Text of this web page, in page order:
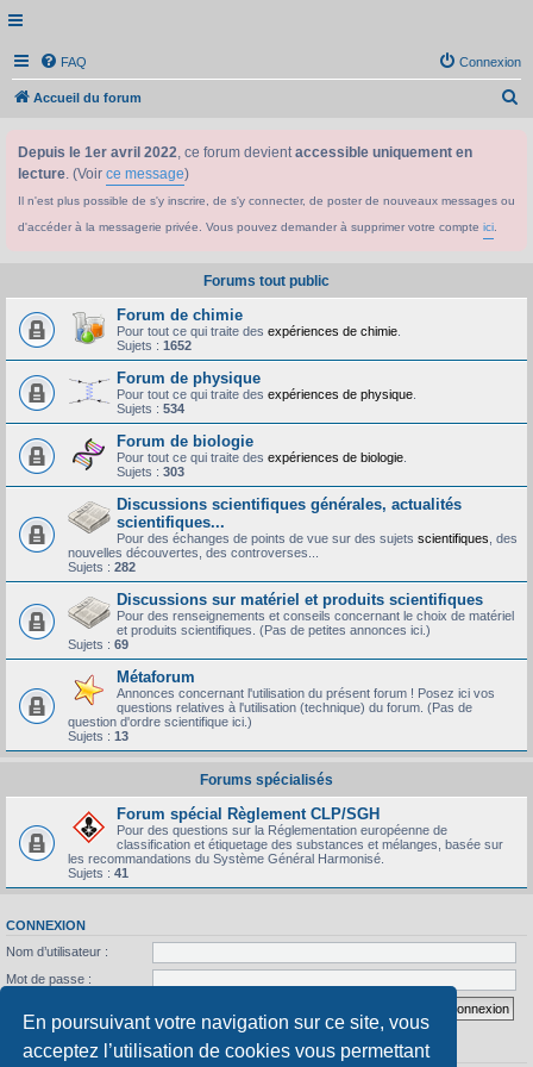
En poursuivant votre navigation sur ce site, vous
acceptez l’utilisation de cookies vous permettant
FAQ Connexion
Accueil du forum
h
Depuis le 1er avril 2022, ce forum devientaccessible uniquement en
lecture. (Voir ce message)
Il n'est plus possible de s'y inscrire, de s'y connecter, de poster de nouveaux messages ou
d'accéder à la messagerie privée. Vous pouvez demander à supprimer votre compte ici
Forums tout public
Forum de chimie
Pour tout ce qui traite des expériences de chimie
Sujets : 1652
Forum de physique
Pour tout ce qui traite des expériences de physique
Sujets : 534
Forum de biologie
Pour tout ce qui traite des expériences de biologie
Sujets : 303
Discussions scientifiques générales, actualités
scientifiques...
Pour des échanges de points de vue sur des sujets scientifiques , des
nouvelles découvertes, des controverses...
Sujets : 282
Discussions sur matériel et produits scientifiques
Pour des renseignements et conseils concernant le choix de matériel
et produits scientifiques. (Pas de petites annonces ici.)
Sujets : 69
Métaforum
Annonces concernant l'utilisation du présent forum ! Posez ici vos
questions relatives à l'utilisation (technique) du forum. (Pas de
question d'ordre scientifique ici.)
Sujets : 13
Forums spécialisés
Forum spécial Règlement CLP/SGH
Pour des questions sur la Réglementation européenne de
classification et étiquetage des substances et mélanges, basée sur
les recommandations du Système Général Harmonisé.
Sujets : 41
CONNEXION
Nom d’utilisateur :
Mot de passe :
STATISTIQUES